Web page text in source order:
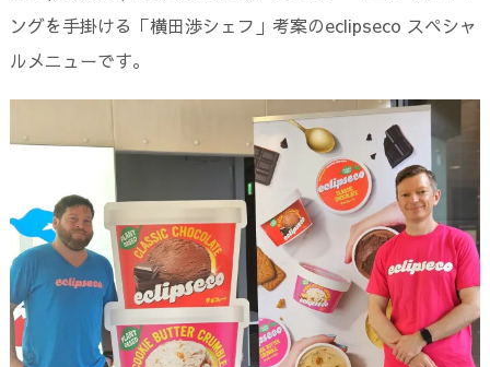
ングを手掛ける「横田渉シェフ」考案のeclipseco スペシャ
ルメニューです。